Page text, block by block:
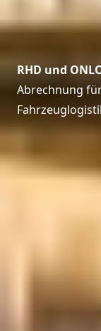
RHD und
Abrechnung